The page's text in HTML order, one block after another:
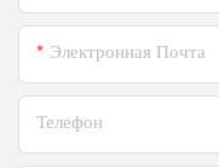
Электронная Почта
Телефон